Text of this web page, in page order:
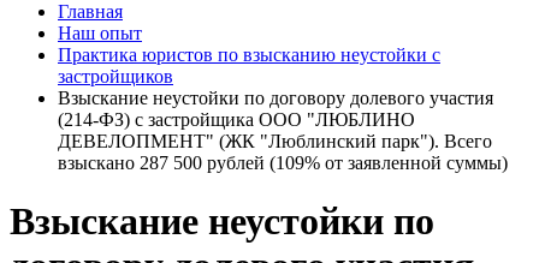
Главная
Наш опыт
Практика юристов по взысканию неустойки с
застройщиков
Взыскание неустойки по договору долевого участия
(214-ФЗ) с застройщика ООО "ЛЮБЛИНО
ДЕВЕЛОПМЕНТ" (ЖК "Люблинский парк"). Всего
взыскано 287 500 рублей (109% от заявленной суммы)
Взыскание неустойки по